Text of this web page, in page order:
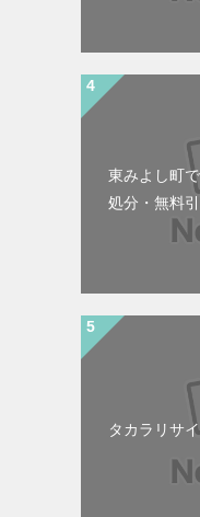
東みよし町
処分・無料
タカラリサ